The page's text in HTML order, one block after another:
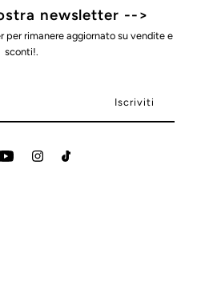
newsletter -->
per rimanere aggiornato su vendite e
sconti!.